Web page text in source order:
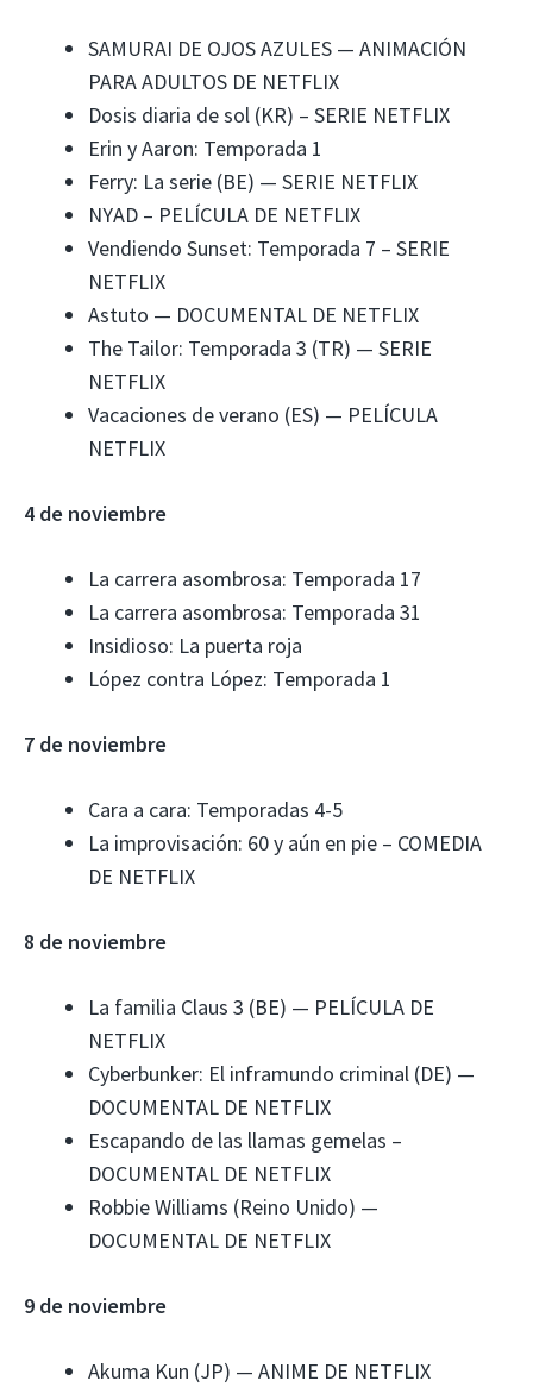
SAMURAI DE OJOS AZULES — ANIMACIÓN
PARA ADULTOS DE NETFLIX
Dosis diaria de sol (KR) – SERIE NETFLIX
Erin y Aaron: Temporada 1
Ferry: La serie (BE) — SERIE NETFLIX
NYAD – PELÍCULA DE NETFLIX
Vendiendo Sunset: Temporada 7 – SERIE
NETFLIX
Astuto — DOCUMENTAL DE NETFLIX
The Tailor: Temporada 3 (TR) — SERIE
NETFLIX
Vacaciones de verano (ES) — PELÍCULA
NETFLIX
4 de noviembre
La carrera asombrosa: Temporada 17
La carrera asombrosa: Temporada 31
Insidioso: La puerta roja
López contra López: Temporada 1
7 de noviembre
Cara a cara: Temporadas 4-5
La improvisación: 60 y aún en pie – COMEDIA
DE NETFLIX
8 de noviembre
La familia Claus 3 (BE) — PELÍCULA DE
NETFLIX
Cyberbunker: El inframundo criminal (DE) —
DOCUMENTAL DE NETFLIX
Escapando de las llamas gemelas –
DOCUMENTAL DE NETFLIX
Robbie Williams (Reino Unido) —
DOCUMENTAL DE NETFLIX
9 de noviembre
Akuma Kun (JP) — ANIME DE NETFLIX